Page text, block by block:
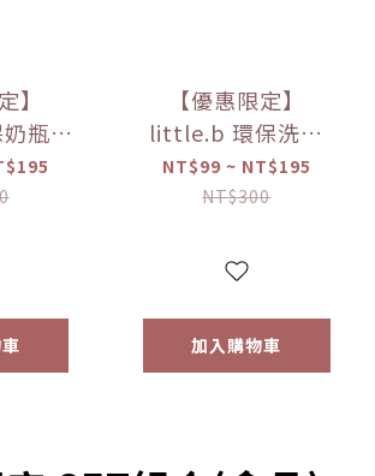
】
瓶清
敏
）
【優惠限定】
little.b 環保洗碗
精-蘆薈馬鞭草
（50ml/100ml）
NT$99 ~ NT$195
NT$300
加入購物車